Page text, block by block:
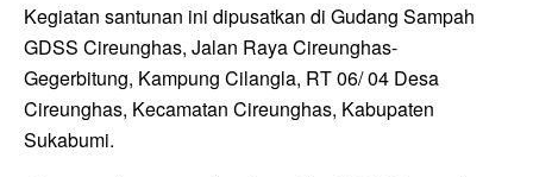
Kegiatan santunan ini dipusatkan di Gudang Sampah
GDSS Cireunghas, Jalan Raya Cireunghas-
Gegerbitung, Kampung Cilangla, RT 06/ 04 Desa
Cireunghas, Kecamatan Cireunghas, Kabupaten
Sukabumi.